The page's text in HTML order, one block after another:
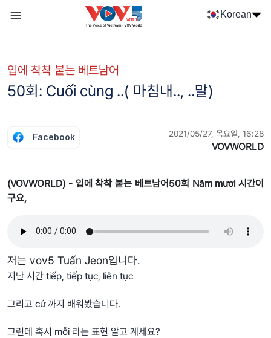
Korean
입에 착착 붙는 베트남어
50회: Cuối cùng ..( 마침내.., ..말)
Facebook 2021/05/27, 목요일, 16:28
VOVWORLD
(VOVWORLD) - 입에 착착 붙는 베트남어50회 Năm mươi 시간이
구요,
저는 vov5 Tuấn Jeon입니다.
지난 시간 tiếp, tiếp tục, liên tục
그리고 cứ 까지 배워봤습니다.
그런데 혹시 mỗi 라는 표현 알고 계세요?